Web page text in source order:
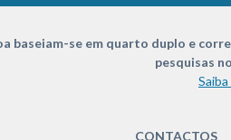
baseiam-se em quarto duplo e
pesquisas
Saiba
CONTACTOS